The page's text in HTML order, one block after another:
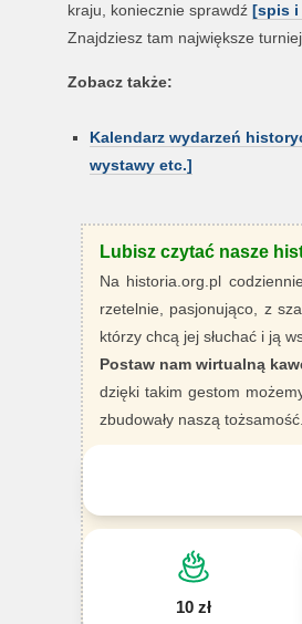
kraju, koniecznie sprawdź [spis i
Znajdziesz tam największe
Zobacz także:
Kalendarz wydarzeń
wystawy etc.]
Lubisz czytać nasze
Na historia.org.pl
rzetelnie, pasjonująco, z
którzy chcą jej słuchać i ją
Postaw nam wirtualną
dzięki takim gestom
zbudowały naszą tożsamość.
10 zł